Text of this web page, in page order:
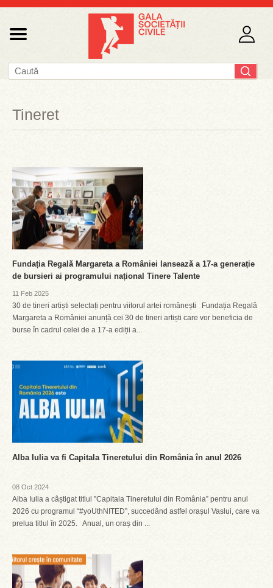
Tineret
Fundația Regală Margareta a României lansează a 17-a generație
de bursieri ai programului național Tinere Talente
11 Feb 2025
30 de tineri artiști selectați pentru viitorul artei românești Fundația Regală
Margareta a României anunță cei 30 de tineri artiști care vor beneficia de
burse în cadrul celei de a 17-a ediții a...
Alba Iulia va fi Capitala Tineretului din România în anul 2026
08 Oct 2024
Alba Iulia a câștigat titlul ”Capitala Tineretului din România” pentru anul
2026 cu programul “#yoUthNITED”, succedând astfel orașul Vaslui, care va
prelua titlul în 2025. Anual, un oraș din ...